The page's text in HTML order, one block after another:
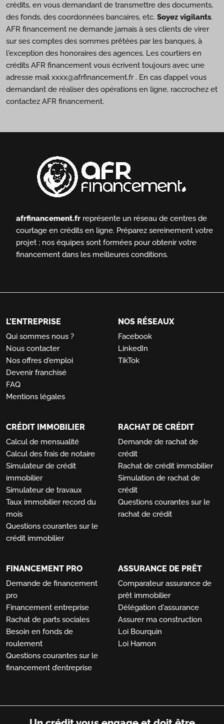
crédits, en vous demandant de transmettre des documents,
des fonds, des coordonnées bancaires, etc. Soyez vigilants.
AFR financement ne demande jamais à ses clients de virer
sur ses comptes des sommes prêtées par les banques, à
l'exception des honoraires des agences. Les courtiers en
crédits AFR financement vous écrivent toujours avec une
adresse mail xxxx@afrfinancement.fr . En cas d’appel vous
demandant de réaliser des opérations en ligne, raccrochez et
contactez AFR financement.
afrfinancement.fr représente un réseau de centres de
courtage en crédits en ligne. Préparez sereinement votre
projet ; nos équipes sont formées pour obtenir votre
financement dans les meilleures conditions.
L'ENTREPRISE
Qui sommes nous ?
Nous contacter
Nos offres d'emploi
Devenir franchisé
FAQ
Mentions légales
NOS RÉSEAUX
Facebook
LinkedIn
TikTok
CRÉDIT IMMOBILIER
Calcul de mensualité
Calcul des frais de notaire
Simulateur de crédit
immobilier
Simulateur de travaux
Taux immobilier record du
mois
Questions courantes sur le
crédit immobilier
RACHAT DE CRÉDIT
Demande de rachat de
crédit
Rachat de crédit immobilier
Simulation de rachat de
crédit
Questions courantes sur le
rachat de crédit
FINANCEMENT PRO
Demande de financement
pro
Financement entreprise
Rachat de parts sociales
Besoin en fonds de
roulement
Questions courantes sur le
financement d’entreprise
ASSURANCE DE PRÊT
Comparateur assurance de
prêt immobilier
Délégation d'assurance
Assurer ma construction
Loi Bourquin
Loi Hamon